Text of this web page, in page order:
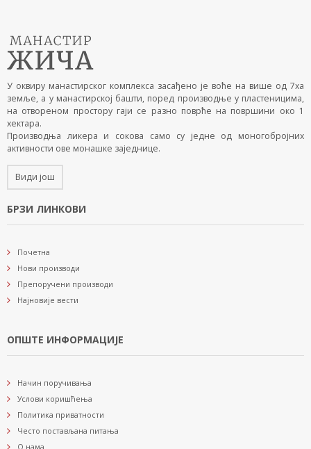
У оквиру манастирског комплекса засађено је воће на више од 7ха
земље, а у манастирској башти, поред производње у пластеницима,
на отвореном простору гаји се разно поврће на површини око 1
хектара.
Производња ликера и сокова само су једне од моногобројних
активности ове монашке заједнице.
Види још
БРЗИ ЛИНКОВИ
Почетна
Нови производи
Препоручени производи
Најновије вести
ОПШТЕ ИНФОРМАЦИЈЕ
Начин поручивања
Услови коришћења
Политика приватности
Често постављана питања
О нама